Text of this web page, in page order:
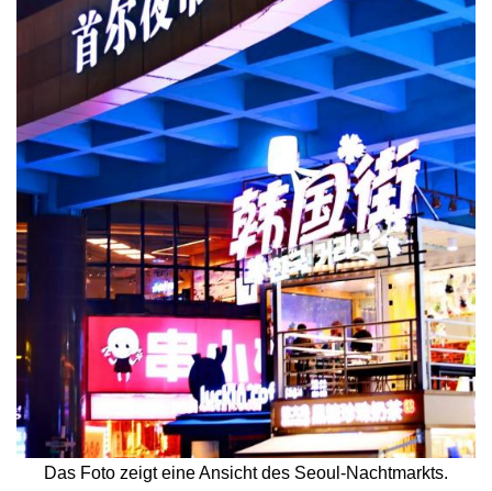
Das Foto zeigt eine Ansicht des Seoul-Nachtmarkts.